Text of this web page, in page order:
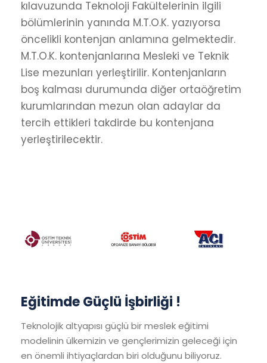
kılavuzunda Teknoloji Fakültelerinin ilgili
bölümlerinin yanında M.T.O.K. yazıyorsa
öncelikli kontenjan anlamına gelmektedir.
M.T.O.K. kontenjanlarına Mesleki ve Teknik
Lise mezunları yerleştirilir. Kontenjanların
boş kalması durumunda diğer ortaöğretim
kurumlarından mezun olan adaylar da
tercih ettikleri takdirde bu kontenjana
yerleştirilecektir.
Eğitimde Güçlü İşbirliği !
Teknolojik altyapısı güçlü bir meslek eğitimi
modelinin ülkemizin ve gençlerimizin geleceği için
en önemli ihtiyaçlardan biri olduğunu biliyoruz.